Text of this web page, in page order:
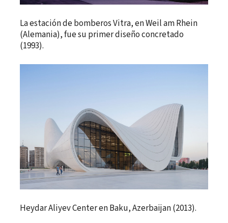
La estación de bomberos Vitra, en Weil am Rhein
(Alemania), fue su primer diseño concretado
(1993).
Heydar Aliyev Center en Baku, Azerbaijan (2013).